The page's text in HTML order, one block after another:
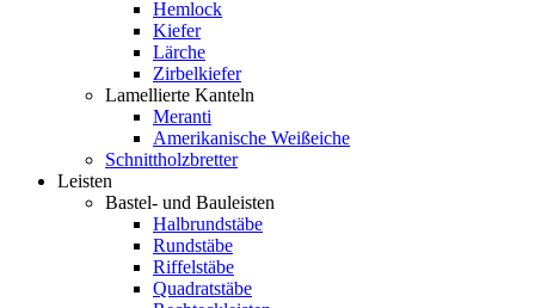
Hemlock
Kiefer
Lärche
Zirbelkiefer
Lamellierte Kanteln
Meranti
Amerikanische Weißeiche
Schnittholzbretter
Leisten
Bastel- und Bauleisten
Halbrundstäbe
Rundstäbe
Riffelstäbe
Quadratstäbe